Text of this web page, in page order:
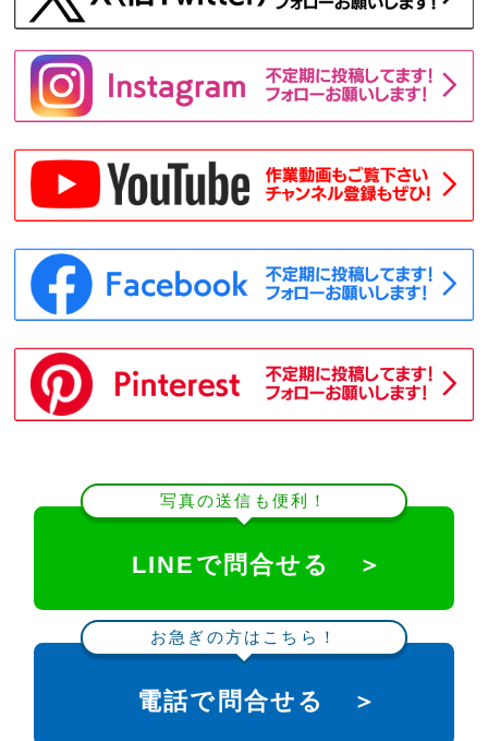
写真の送信も便利！
LINEで問合せる ＞
お急ぎの方はこちら！
電話で問合せる ＞